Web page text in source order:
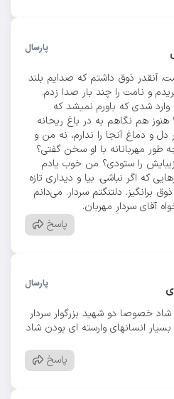
پارسال
آنقدر ذوق داشتم که صدایم بلند
و نامت را چند بار صدا زدم.
شدی که باورم نمیشد که
هنوز هم نگاهم به در باغ ریحانه
و دماغ آنجا را ندارم، نه من و
مهربانانه با او سخن گفتی؟
را ستودی؟ من خوب یادم
که اگر نباشی. بیا و دیداری تازه
برانگیز. دلتنگتم سردار. می‌دانم
آقای سردارِ مهربان.
پاسخ
پارسال
شهداي جنگ ١٢ روزه شاد خصوصا دو شهيد بزرگوار سردار
انسانهاي وارسته اي بودن شاد
پاسخ